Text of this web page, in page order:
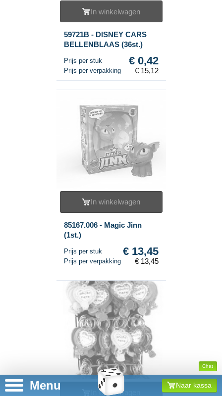
Chat
Menu Naar kassa
In winkelwagen
59721B - DISNEY CARS
BELLENBLAAS (36st.)
Prijs per stuk € 0,42
Prijs per verpakking € 15,12
In winkelwagen
85167.006 - Magic Jinn
(1st.)
Prijs per stuk € 13,45
Prijs per verpakking € 13,45
In winkelwagen